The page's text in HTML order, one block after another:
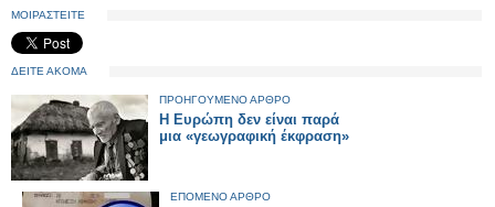
ΜΟΙΡΑΣΤΕΙΤΕ
ΔΕΙΤΕ ΑΚΟΜΑ
ΠΡΟΗΓΟΥΜΕΝΟ ΑΡΘΡΟ
Η Ευρώπη δεν είναι παρά
μια «γεωγραφική έκφραση»
ΕΠΟΜΕΝΟ ΑΡΘΡΟ